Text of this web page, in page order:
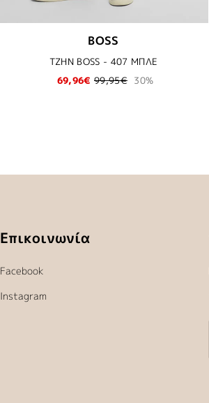
BOSS
TZHN BOSS - 407 ΜΠΛΕ
69,96€ 99,95€ 30%
Επικοινωνία
Facebook
Instagram